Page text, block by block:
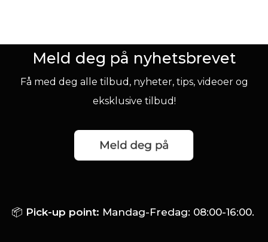
Meld deg på nyhetsbrevet
Få med deg alle tilbud, nyheter, tips, videoer og
eksklusive tilbud!
📦 Pick-up point: Mandag-Fredag: 08:00-16:00.